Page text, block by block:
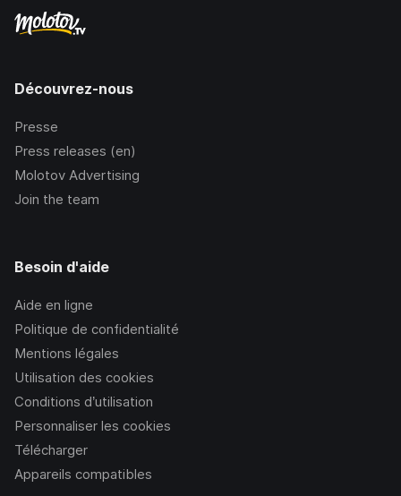
Découvrez-nous
Presse
Press releases (en)
Molotov Advertising
Join the team
Besoin d'aide
Aide en ligne
Politique de confidentialité
Mentions légales
Utilisation des cookies
Conditions d’utilisation
Personnaliser les cookies
Télécharger
Appareils compatibles